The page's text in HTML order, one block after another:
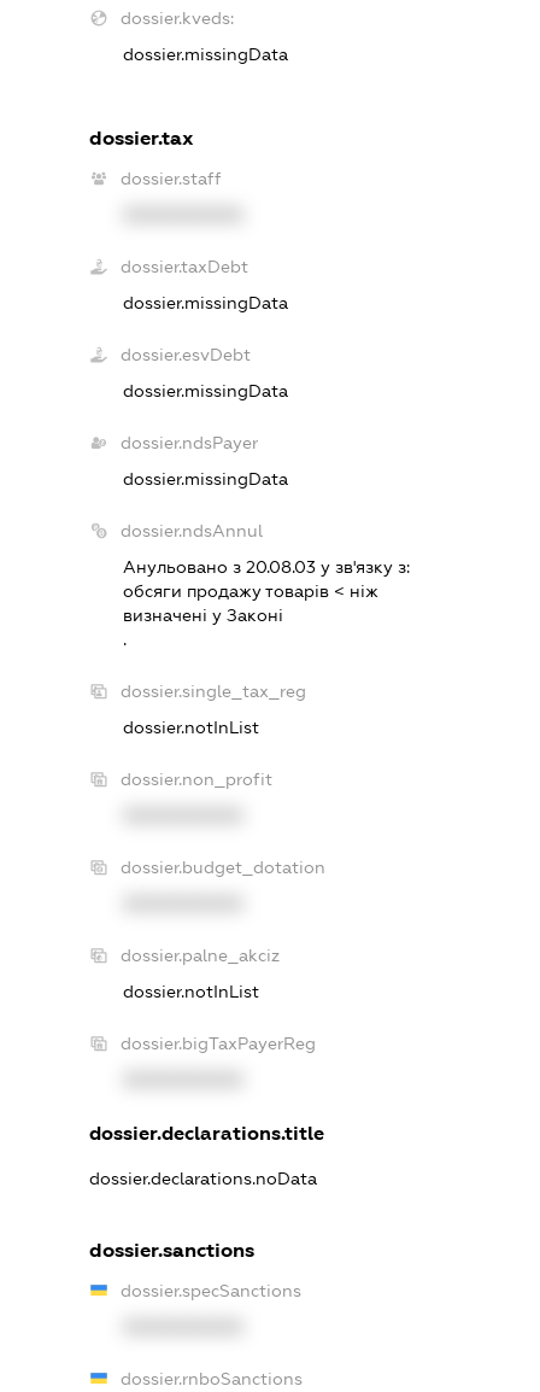
dossier.kveds:
dossier.missingData
dossier.tax
dossier.staff
dossier.taxDebt
dossier.missingData
dossier.esvDebt
dossier.missingData
dossier.ndsPayer
dossier.missingData
dossier.ndsAnnul
Анульовано з 20.08.03 у зв'язку з:
обсяги продажу товарiв < нiж
визначенi у Законi
.
dossier.single_tax_reg
dossier.notInList
dossier.non_profit
dossier.budget_dotation
dossier.palne_akciz
dossier.notInList
dossier.bigTaxPayerReg
dossier.declarations.title
dossier.declarations.noData
dossier.sanctions
dossier.specSanctions
dossier.rnboSanctions